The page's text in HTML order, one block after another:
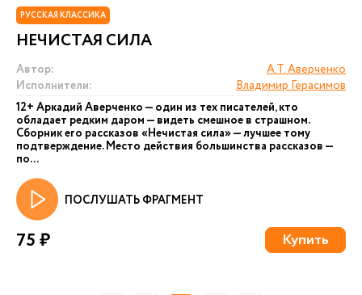
РУССКАЯ КЛАССИКА
НЕЧИСТАЯ СИЛА
Автор:
А.Т. Аверченко
Исполнители:
Владимир Герасимов
12+ Аркадий Аверченко — один из тех писателей, кто
обладает редким даром — видеть смешное в страшном.
Сборник его рассказов «Нечистая сила» — лучшее тому
подтверждение. Место действия большинства рассказов —
по...
ПОСЛУШАТЬ ФРАГМЕНТ
75 ₽ Купить